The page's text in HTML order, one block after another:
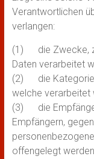
Verantwortlichen
verlangen:
(1) die Zwecke,
Daten verarbeitet
(2) die
welche verarbeitet
(3) die
Empfängern,
offengelegt